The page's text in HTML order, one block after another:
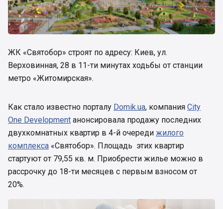
ЖК «Святобор» строят по адресу: Киев, ул.
Верховинная, 28 в 11-ти минутах ходьбы от станции
метро «Житомирская».
Как стало известно порталу Domik.ua, компания City
One Development анонсировала продажу последних
двухкомнатных квартир в 4-й очереди жилого
комплекса «Святобор». Площадь этих квартир
стартуют от 79,55 кв. м. Приобрести жилье можно в
рассрочку до 18-ти месяцев с первым взносом от
20%.